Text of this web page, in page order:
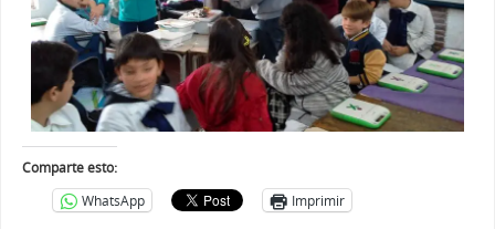
Comparte esto:
WhatsApp
Imprimir